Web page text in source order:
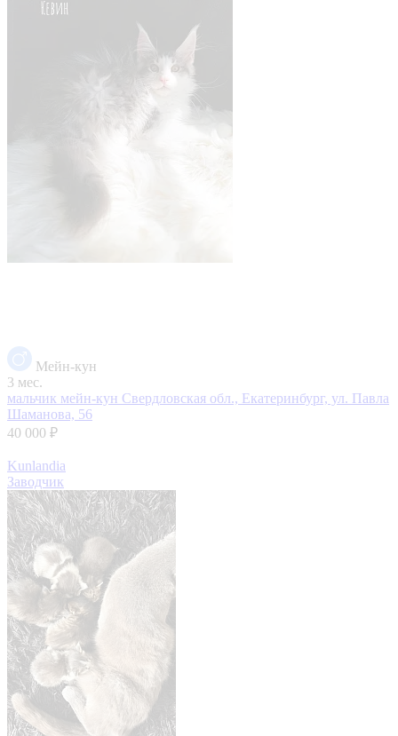
Мейн-кун
3 мес.
мальчик мейн-кун Свердловская обл., Екатеринбург, ул. Павла
Шаманова, 56
40 000 ₽
Kunlandia
Заводчик